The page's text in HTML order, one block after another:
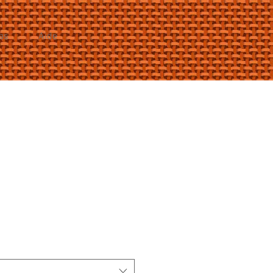
Aide